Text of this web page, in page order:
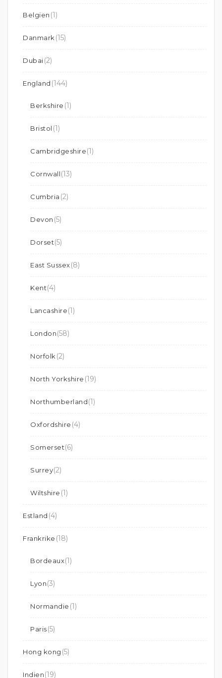
Belgien (1)
Danmark (15)
Dubai(2)
England (144)
Berkshire (1)
Bristol (1)
Cambridgeshire(1)
Cornwall(13)
Cumbria (2)
Devon (5)
Dorset(5)
East Sussex(8)
Kent(4)
Lancashire(1)
London(58)
Norfolk (2)
North Yorkshire (19)
Northumberland(1)
Oxfordshire (4)
Somerset(6)
Surrey(2)
Wiltshire (1)
Estland (4)
Frankrike (18)
Bordeaux(1)
Lyon(3)
Normandie (1)
Paris(5)
Hong kong (5)
Indien(19)